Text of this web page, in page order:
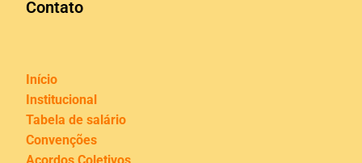
Contato
Início
Institucional
Tabela de salário
Convenções